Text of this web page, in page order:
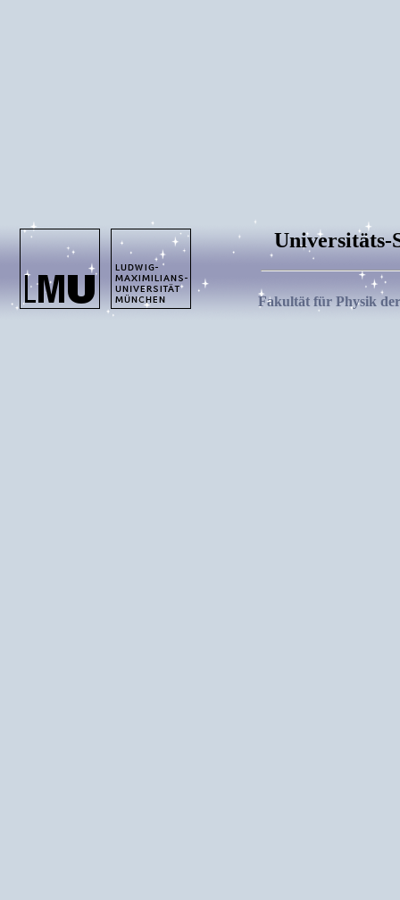
Universitäts-
Fakultät für Physik